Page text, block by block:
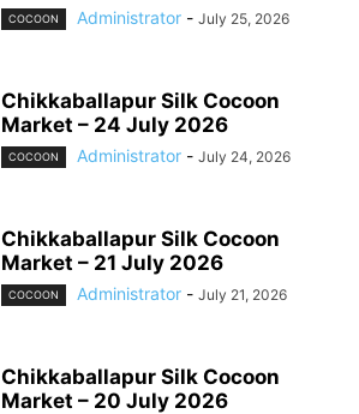
COCOON Administrator - July 25, 2026
Chikkaballapur Silk Cocoon
Market – 24 July 2026
COCOON Administrator - July 24, 2026
Chikkaballapur Silk Cocoon
Market – 21 July 2026
COCOON Administrator - July 21, 2026
Chikkaballapur Silk Cocoon
Market – 20 July 2026